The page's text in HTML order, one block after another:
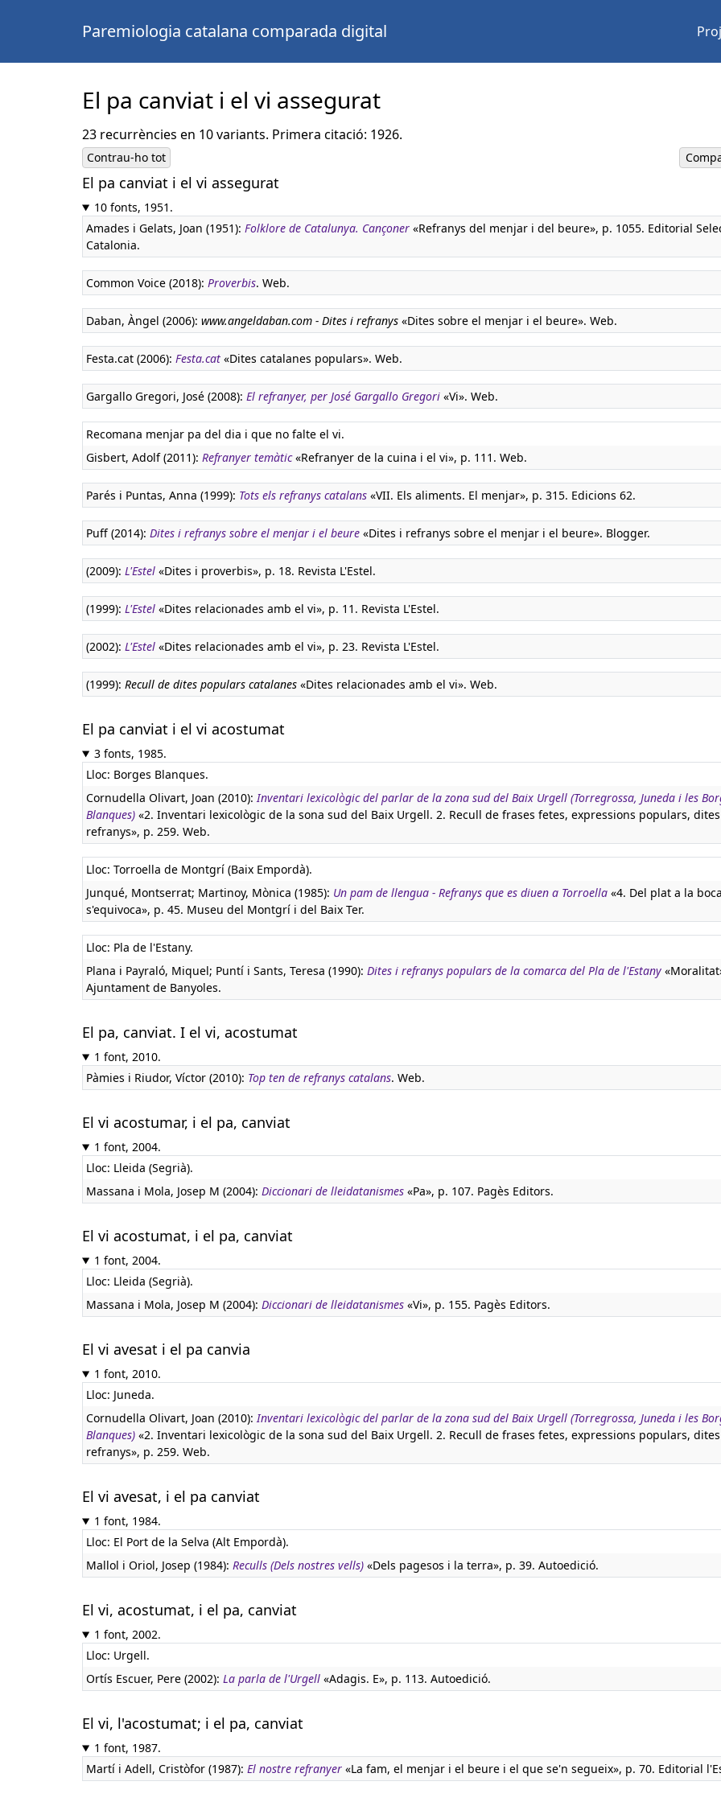
Paremiologia catalana comparada digital
El pa canviat i el vi assegurat
23 recurrències en 10 variants. Primera citació: 1926.
Contrau-ho tot
El pa canviat i el vi assegurat
10 fonts, 1951.
Amades i Gelats, Joan (1951): Folklore de Catalunya. Cançoner «Refranys del menjar i del beure», p. 1055. Editorial
Catalonia.
Common Voice (2018): Proverbis. Web.
Daban, Àngel (2006): www.angeldaban.com - Dites i refranys «Dites sobre el menjar i el beure». Web.
Festa.cat (2006): Festa.cat «Dites catalanes populars». Web.
Gargallo Gregori, José (2008): El refranyer, per José Gargallo Gregori «Vi». Web.
Recomana menjar pa del dia i que no falte el vi.
Gisbert, Adolf (2011): Refranyer temàtic«Refranyer de la cuina i el vi», p. 111. Web.
Parés i Puntas, Anna (1999): Tots els refranys catalans «VII. Els aliments. El menjar», p. 315. Edicions 62.
Puff (2014): Dites i refranys sobre el menjar i el beure «Dites i refranys sobre el menjar i el beure». Blogger.
(2009): L'Estel «Dites i proverbis», p. 18. Revista L'Estel.
(1999): L'Estel «Dites relacionades amb el vi», p. 11. Revista L'Estel.
(2002): L'Estel «Dites relacionades amb el vi», p. 23. Revista L'Estel.
(1999): Recull de dites populars catalanes «Dites relacionades amb el vi». Web.
El pa canviat i el vi acostumat
3 fonts, 1985.
Lloc: Borges Blanques.
Cornudella Olivart, Joan (2010):Inventari lexicològic del parlar de la zona sud del Baix Urgell (Torregrossa, Juneda i les
Blanques) «2. Inventari lexicològic de la sona sud del Baix Urgell. 2. Recull de frases fetes, expressions populars,
refranys», p. 259. Web.
Lloc: Torroella de Montgrí (Baix Empordà).
Junqué, Montserrat; Martinoy, Mònica (1985): Un pam de llengua - Refranys que es diuen a Torroella «4. Del plat a la
s'equivoca», p. 45. Museu del Montgrí i del Baix Ter.
Lloc: Pla de l'Estany.
Plana i Payraló, Miquel; Puntí i Sants, Teresa (1990): Dites i refranys populars de la comarca del Pla de l'Estany
Ajuntament de Banyoles.
El pa, canviat. I el vi, acostumat
1 font, 2010.
Pàmies i Riudor, Víctor (2010): Top ten de refranys catalans. Web.
El vi acostumar, i el pa, canviat
1 font, 2004.
Lloc: Lleida (Segrià).
Massana i Mola, Josep M (2004): Diccionari de lleidatanismes «Pa», p. 107. Pagès Editors.
El vi acostumat, i el pa, canviat
1 font, 2004.
Lloc: Lleida (Segrià).
Massana i Mola, Josep M (2004): Diccionari de lleidatanismes «Vi», p. 155. Pagès Editors.
El vi avesat i el pa canvia
1 font, 2010.
Lloc: Juneda.
Cornudella Olivart, Joan (2010):Inventari lexicològic del parlar de la zona sud del Baix Urgell (Torregrossa, Juneda i les
Blanques) «2. Inventari lexicològic de la sona sud del Baix Urgell. 2. Recull de frases fetes, expressions populars,
refranys», p. 259. Web.
El vi avesat, i el pa canviat
1 font, 1984.
Lloc: El Port de la Selva (Alt Empordà).
Mallol i Oriol, Josep (1984): Reculls (Dels nostres vells) «Dels pagesos i la terra», p. 39. Autoedició.
El vi, acostumat, i el pa, canviat
1 font, 2002.
Lloc: Urgell.
Ortís Escuer, Pere (2002): La parla de l'Urgell «Adagis. E», p. 113. Autoedició.
El vi, l'acostumat; i el pa, canviat
1 font, 1987.
Martí i Adell, Cristòfor (1987): El nostre refranyer «La fam, el menjar i el beure i el que se'n segueix», p. 70. Editorial